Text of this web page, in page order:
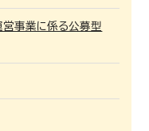
営事業に係る公募型